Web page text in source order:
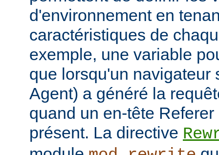
d'environnement en
caractéristiques de
exemple, une variable
que lorsqu'un navigateur
Agent) a généré la
quand un en-tête
présent. La directive